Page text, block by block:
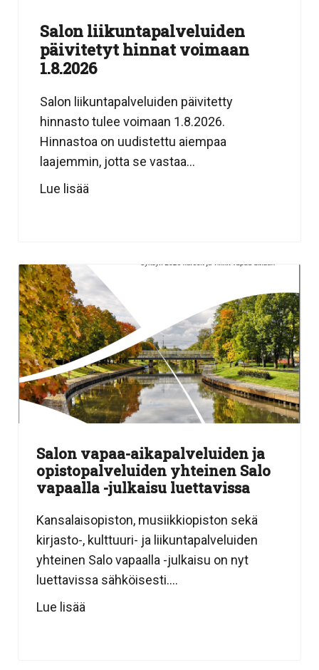
Salon liikuntapalveluiden
päivitetyt hinnat voimaan
1.8.2026
Salon liikuntapalveluiden päivitetty
hinnasto tulee voimaan 1.8.2026.
Hinnastoa on uudistettu aiempaa
laajemmin, jotta se vastaa...
Lue lisää
Salon vapaa-aikapalveluiden ja
opistopalveluiden yhteinen Salo
vapaalla -julkaisu luettavissa
Kansalaisopiston, musiikkiopiston sekä
kirjasto-, kulttuuri- ja liikuntapalveluiden
yhteinen Salo vapaalla -julkaisu on nyt
luettavissa sähköisesti....
Lue lisää